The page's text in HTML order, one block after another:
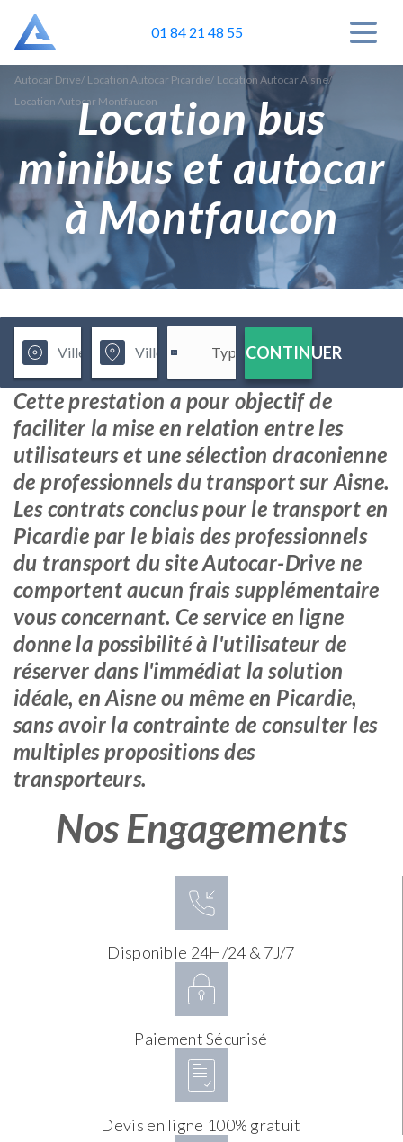
01 84 21 48 55
Autocar Drive/ Location Autocar Picardie/ Location Autocar Aisne/
Location Autocar Montfaucon
Location bus
minibus et autocar
à Montfaucon
CONTINUER
Cette prestation a pour objectif de
faciliter la mise en relation entre les
utilisateurs et une sélection draconienne
de professionnels du transport sur Aisne.
Les contrats conclus pour le transport en
Picardie par le biais des professionnels
du transport du site Autocar-Drive ne
comportent aucun frais supplémentaire
vous concernant. Ce service en ligne
donne la possibilité à l'utilisateur de
réserver dans l'immédiat la solution
idéale, en Aisne ou même en Picardie,
sans avoir la contrainte de consulter les
multiples propositions des
transporteurs.
Nos Engagements
Disponible 24H/24 & 7J/7
Paiement Sécurisé
Devis en ligne 100% gratuit